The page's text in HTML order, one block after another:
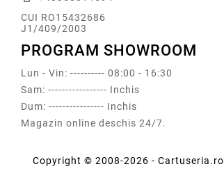
CUI RO15432686
J1/409/2003
PROGRAM SHOWROOM
Lun - Vin: ---------- 08:00 - 16:30
Sam: ----------------- Inchis
Dum: ---------------- Inchis
Magazin online deschis 24/7.
Copyright © 2008-2026 - Cartuseria.ro